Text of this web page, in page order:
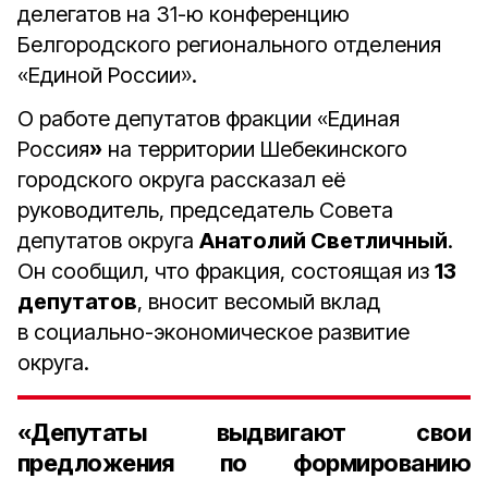
делегатов на 31-ю конференцию
Белгородского регионального отделения
«Единой России».
О работе депутатов фракции «Единая
Россия» на территории Шебекинского
городского округа рассказал её
руководитель, председатель Совета
депутатов округа Анатолий Светличный.
Он сообщил, что фракция, состоящая из 13
депутатов, вносит весомый вклад
в социально-экономическое развитие
округа.
«Депутаты выдвигают свои
предложения по формированию